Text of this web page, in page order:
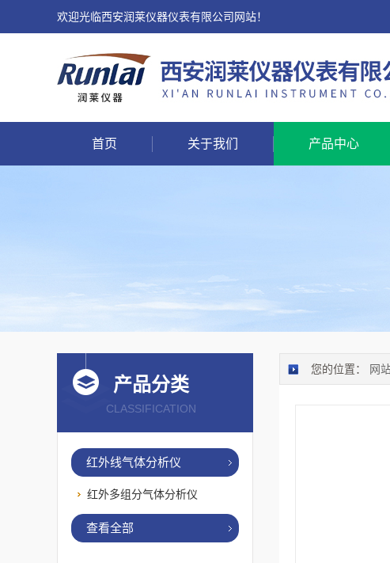
欢迎光临西安润莱仪器仪表有限公司网站！
首页 关于我们 产品中心
您的位置： 网
产品分类
CLASSIFICATION
红外线气体分析仪
红外多组分气体分析仪
查看全部